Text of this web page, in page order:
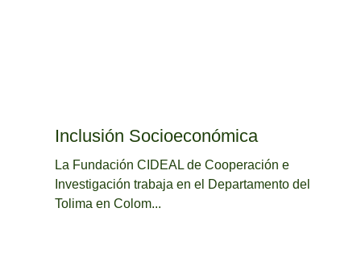
Inclusión Socioeconómica
La Fundación CIDEAL de Cooperación e
Investigación trabaja en el Departamento del
Tolima en Colom...